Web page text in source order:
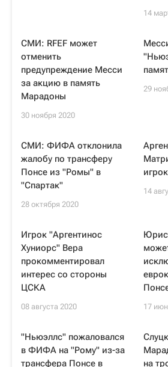
14
СМИ: RFEF может
отменить
предупреждение Месси
за акцию в память
Марадоны
30 ноября 2020
29
СМИ: ФИФА отклонила
жалобу по трансферу
Понсе из "Ромы" в
"Спартак"
28 октября 2020
14
Игрок "Аргентинос
Хуниорс" Вера
прокомментировал
интерес со стороны
ЦСКА
08 августа 2020 17
"Ньюэллc" пожаловался
в ФИФА на "Рому" из-за
трансфера Понсе в
на